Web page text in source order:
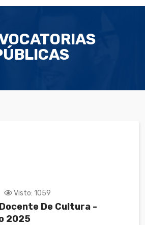
Visto: 1059
De Cultura -
2025